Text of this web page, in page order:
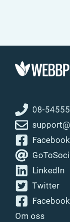
08-
Facebook
LinkedIn
Twitter
Om oss